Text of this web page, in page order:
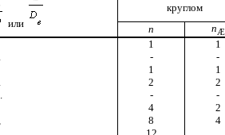
или
круглом
п
пÆ
1 1
- -
1 1
2 2
- -
4 2
8 4